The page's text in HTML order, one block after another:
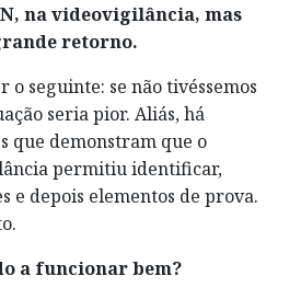
na videovigilância, mas
retorno.
o seguinte: se não tivéssemos
seria pior. Aliás, há
que demonstram que o
permitiu identificar,
e depois elementos de prova.
a funcionar bem?